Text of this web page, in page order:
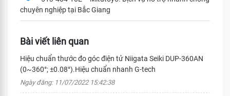
chuyên nghiệp tại Bắc Giang
Bài viết liên quan
Hiệu chuẩn thước đo góc điện tử Niigata Seiki DUP-360AN
(0~360°; ±0.08°).Hiệu chuẩn nhanh G-tech
Ngày đăng: 11/07/2022 15:42:38